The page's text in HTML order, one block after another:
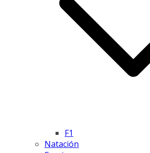
F1
Natación